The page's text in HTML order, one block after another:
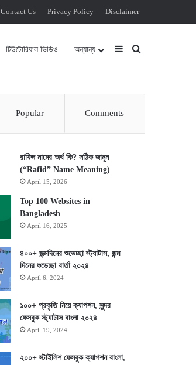
Contact Us Privacy Policy Disclaimer
টিউটোরিয়াল ভিডিও অন্যান্য Sidebar
Popular Comments
রাফিদ নামের অর্থ কি? সঠিক জানুন
(“Rafid” Name Meaning)
April 15, 2026
Top 100 Websites in
Bangladesh
April 16, 2025
৪০০+ জন্মদিনের শুভেচ্ছা স্ট্যাটাস, জন্ম
দিনের শুভেচ্ছা বার্তা ২০২৪
April 6, 2024
১০০+ প্রকৃতি নিয়ে ক্যাপশন, সুন্দর
ফেসবুক স্ট্যাটাস বাংলা ২০২৪
April 19, 2024
২০০+ স্টাইলিশ ফেসবুক ক্যাপশন বাংলা,